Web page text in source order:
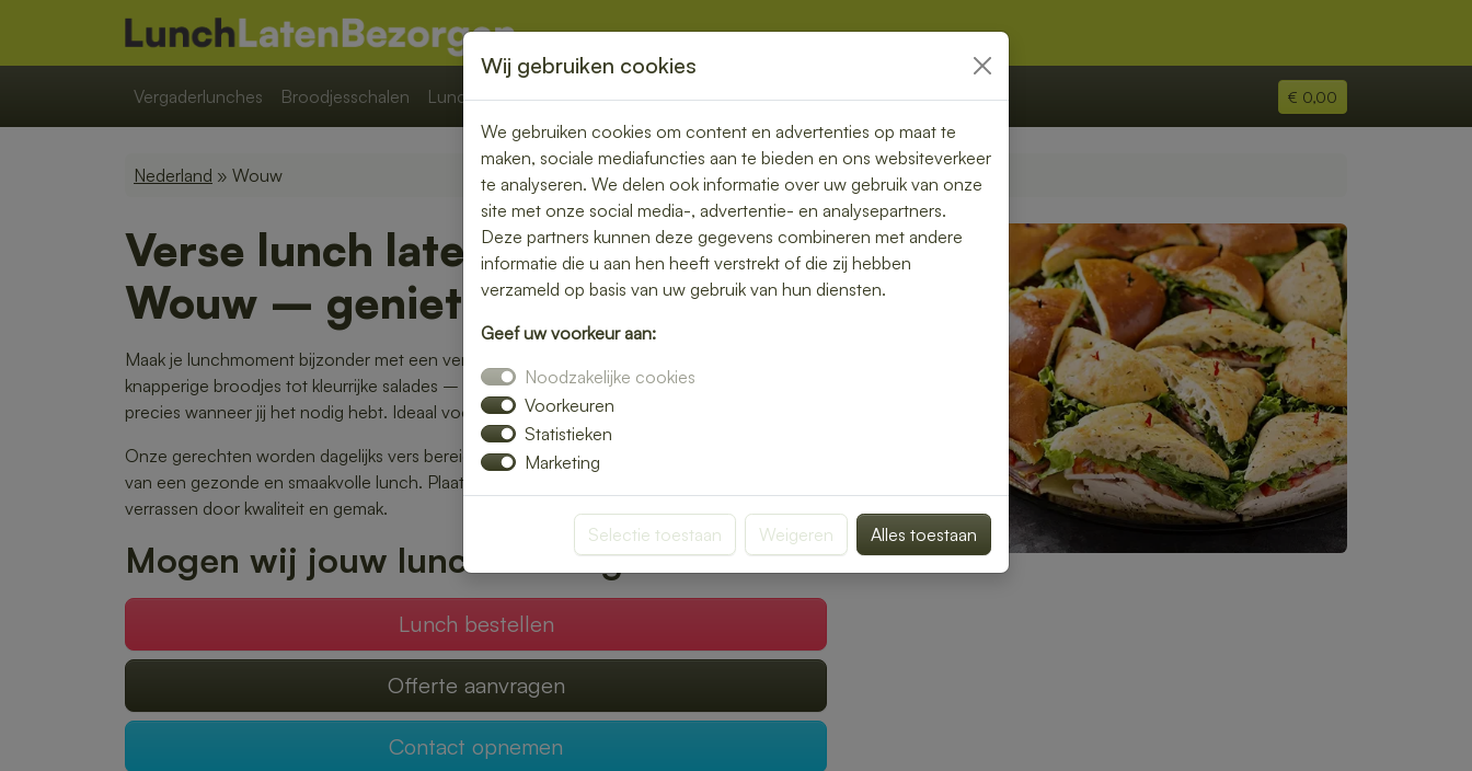
Vergaderlunches Broodjesschalen Lunchpakketten Overige € 0,00
Nederland » Wouw
Verse lunch laten bezorgen in
Wouw – geniet zonder zorgen
Maak je lunchmoment bijzonder met een verse lunch bezorgservice in Wouw. Van
knapperige broodjes tot kleurrijke salades – wij bezorgen jouw favoriete lunchgerechten
precies wanneer jij het nodig hebt. Ideaal voor thuis, op kantoor of tijdens een vergadering.
Onze gerechten worden dagelijks vers bereid en met zorg verpakt, zodat jij kunt genieten
van een gezonde en smaakvolle lunch. Plaats je bestelling eenvoudig online en laat je
verrassen door kwaliteit en gemak.
Mogen wij jouw lunch verzorgen?
Lunch bestellen
Offerte aanvragen
Contact opnemen
Wij gebruiken cookies
We gebruiken cookies om content en advertenties op maat te
maken, sociale mediafuncties aan te bieden en ons websiteverkeer
te analyseren. We delen ook informatie over uw gebruik van onze
site met onze social media-, advertentie- en analysepartners.
Deze partners kunnen deze gegevens combineren met andere
informatie die u aan hen heeft verstrekt of die zij hebben
verzameld op basis van uw gebruik van hun diensten.
Geef uw voorkeur aan:
Noodzakelijke cookies
Voorkeuren
Statistieken
Marketing
Selectie toestaan Weigeren Alles toestaan